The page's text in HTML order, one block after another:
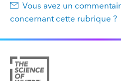
Vous avez un
concernant cette rubrique ?